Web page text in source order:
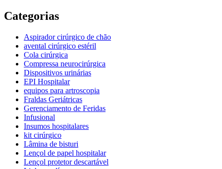
Categorias
Aspirador cirúrgico de chão
avental cirúrgico estéril
Cola cirúrgica
Compressa neurocirúrgica
Dispositivos urinárias
EPI Hospitalar
equipos para artroscopia
Fraldas Geriátricas
Gerenciamento de Feridas
Infusional
Insumos hospitalares
kit cirúrgico
Lâmina de bisturi
Lençol de papel hospitalar
Lençol protetor descartável